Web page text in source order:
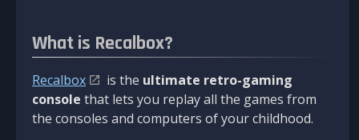
What is Recalbox?
Recalbox is the ultimate retro-gaming
console that lets you replay all the games from
the consoles and computers of your childhood.